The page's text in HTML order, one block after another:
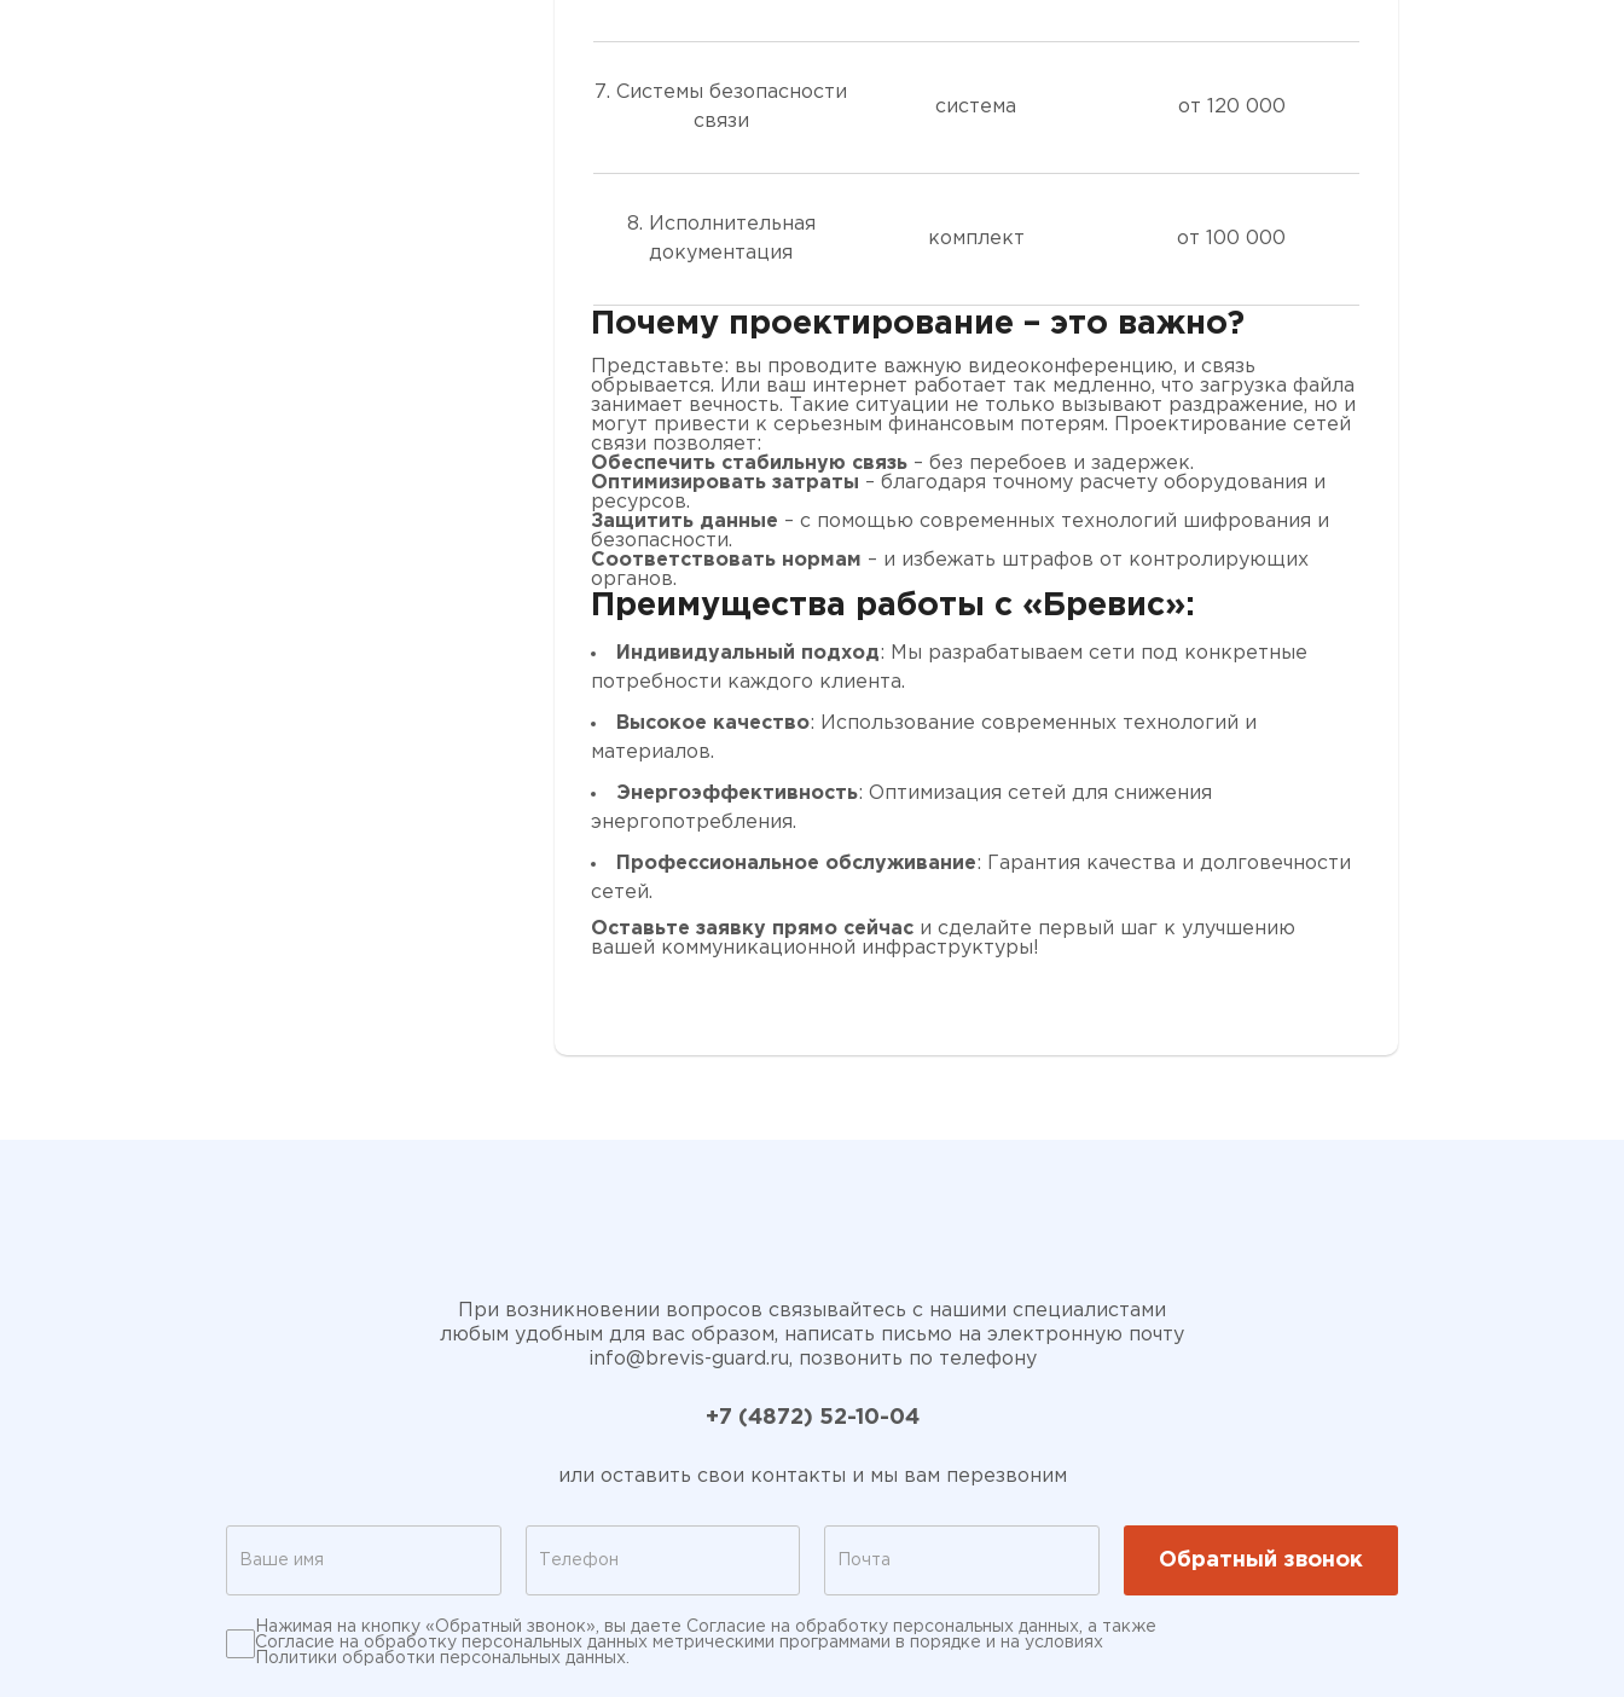
7. Системы безопасности
связи
система от 120 000
8. Исполнительная
документация
комплект от 100 000
Почему проектирование – это важно?
Представьте: вы проводите важную видеоконференцию, и связь
обрывается. Или ваш интернет работает так медленно, что загрузка файла
занимает вечность. Такие ситуации не только вызывают раздражение, но и
могут привести к серьезным финансовым потерям. Проектирование сетей
связи позволяет:
Обеспечить стабильную связь – без перебоев и задержек.
Оптимизировать затраты – благодаря точному расчету оборудования и
ресурсов.
Защитить данные – с помощью современных технологий шифрования и
безопасности.
Соответствовать нормам – и избежать штрафов от контролирующих
органов.
Преимущества работы с «Бревис»:
Индивидуальный подход: Мы разрабатываем сети под конкретные
потребности каждого клиента.
Высокое качество: Использование современных технологий и
материалов.
Энергоэффективность: Оптимизация сетей для снижения
энергопотребления.
Профессиональное обслуживание: Гарантия качества и долговечности
сетей.
Оставьте заявку прямо сейчас и сделайте первый шаг к улучшению
вашей коммуникационной инфраструктуры!
При возникновении вопросов связывайтесь с нашими специалистами
любым удобным для вас образом, написать письмо на электронную почту
info@brevis-guard.ru, позвонить по телефону
+7 (4872) 52-10-04
или оставить свои контакты и мы вам перезвоним
Нажимая на кнопку «Обратный звонок», вы даете Согласие на обработку персональных данных , а также
Согласие на обработку персональных данных метрическими программами в порядке и на условиях
Политики обработки персональных данных